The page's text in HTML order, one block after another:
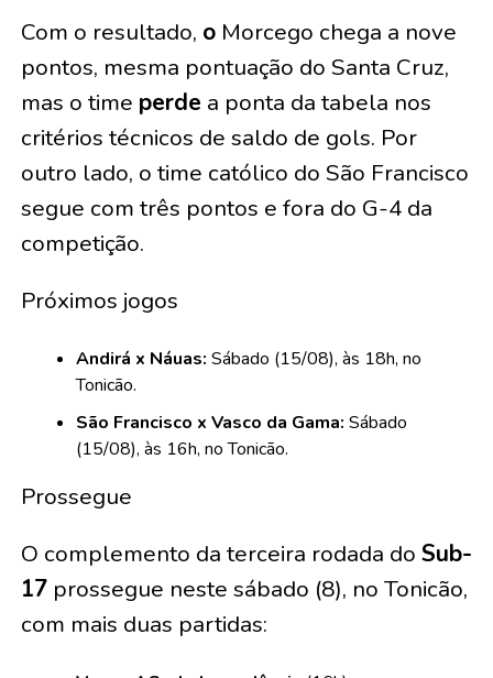
Com o resultado, oMorcego chega a nove
pontos, mesma pontuação do Santa Cruz,
mas o time perde a ponta da tabela nos
critérios técnicos de saldo de gols. Por
outro lado, o time católico do São Francisco
segue com três pontos e fora do G-4 da
competição.
Próximos jogos
Andirá x Náuas: Sábado (15/08), às 18h, no
Tonicão.
São Francisco x Vasco da Gama: Sábado
(15/08), às 16h, no Tonicão.
Prossegue
O complemento da terceira rodada do Sub-
17prossegue neste sábado (8), no Tonicão,
com mais duas partidas: